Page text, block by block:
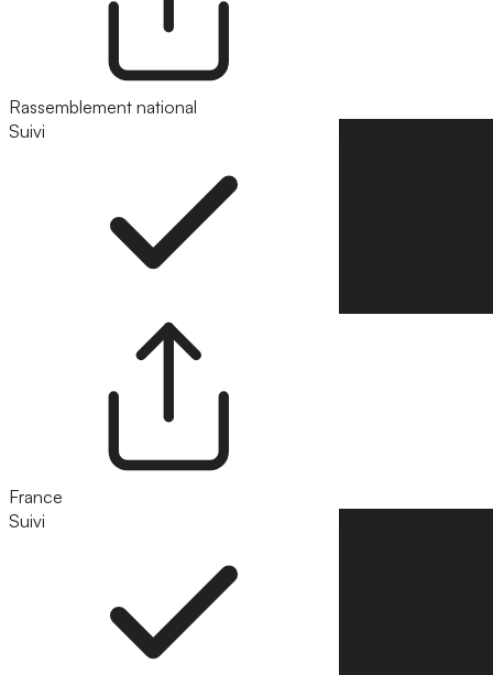
Rassemblement national
Suivi
France
Suivi